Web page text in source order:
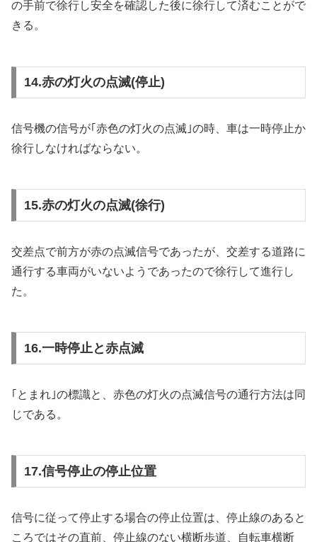
の手前で徐行し安全を確認した後に徐行して済むことがで
きる。
14.赤の灯火の点滅(停止)
信号機の信号が｢赤色の灯火の点滅｣の時、車は一時停止か
徐行しなければならない。
15.赤の灯火の点滅(徐行)
交差点で前方が赤の点滅信号であったが、交差する道路に
通行する車両がいないようであったので徐行して進行し
た。
16.一時停止と赤点滅
｢とまれ｣の標識と、赤色の灯火の点滅信号の通行方法は同
じである。
17.信号停止の停止位置
信号に従って停止する場合の停止位置は、停止線のあると
ころではその直前、停止線のない横断歩道、自転車横断